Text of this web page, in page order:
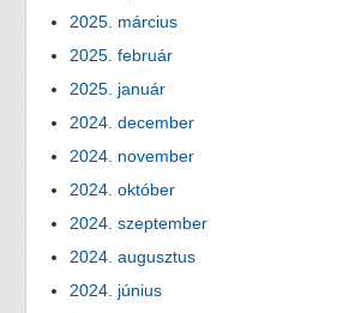
2025. március
2025. február
2025. január
2024. december
2024. november
2024. október
2024. szeptember
2024. augusztus
2024. június